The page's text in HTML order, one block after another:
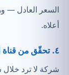
السعر العادل —
أعلاه.
٤. تحقّق من قناة التواصل قبل الالتزام
شركة لا ترد خلال